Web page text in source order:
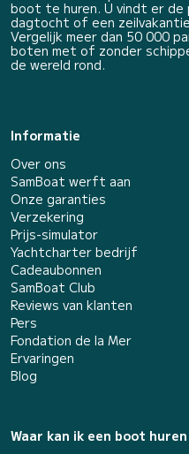
boot te huren. U vindt er
dagtocht of een
Vergelijk meer dan 50 000
boten met of zonder
de wereld rond.
Informatie
Over ons
SamBoat werft aan
Onze garanties
Verzekering
Prijs-simulator
Yachtcharter bedrijf
Cadeaubonnen
SamBoat Club
Reviews van klanten
Pers
Fondation de la Mer
Ervaringen
Blog
Waar kan ik een boot huren